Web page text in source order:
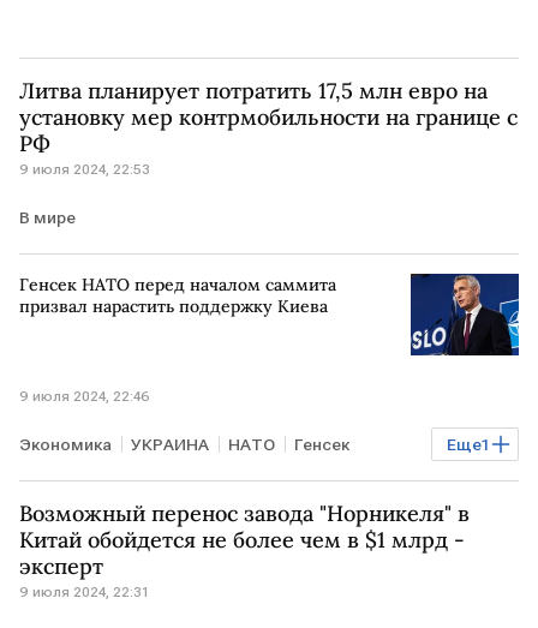
Литва планирует потратить 17,5 млн евро на
установку мер контрмобильности на границе с
РФ
9 июля 2024, 22:53
В мире
Генсек НАТО перед началом саммита
призвал нарастить поддержку Киева
9 июля 2024, 22:46
Еще1
Экономика УКРАИНА НАТО Генсек
Йенс Столтенберг
Возможный перенос завода "Норникеля" в
Китай обойдется не более чем в $1 млрд -
эксперт
9 июля 2024, 22:31